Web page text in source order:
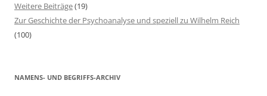
Weitere Beiträge(19)
Zur Geschichte der Psychoanalyse und speziell zu Wilhelm Reich
(100)
NAMENS- UND BEGRIFFS-ARCHIV